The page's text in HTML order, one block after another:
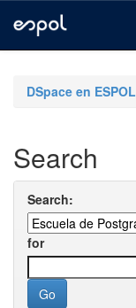
navigationDSpace en ESPOL
Search
Search:
for